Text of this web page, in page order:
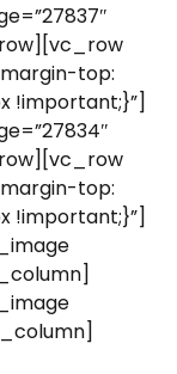
top:
!important;}”]
top:
!important;}”]